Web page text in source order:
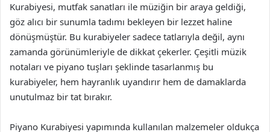
Kurabiyesi, mutfak sanatları ile müziğin bir araya geldiği,
göz alıcı bir sunumla tadımı bekleyen bir lezzet haline
dönüşmüştür. Bu kurabiyeler sadece tatlarıyla değil, aynı
zamanda görünümleriyle de dikkat çekerler. Çeşitli müzik
notaları ve piyano tuşları şeklinde tasarlanmış bu
kurabiyeler, hem hayranlık uyandırır hem de damaklarda
unutulmaz bir tat bırakır.
Piyano Kurabiyesi yapımında kullanılan malzemeler oldukça